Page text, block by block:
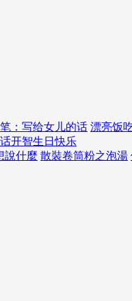
：写给女儿的话 漂亮饭
开智生日快乐
說什麼 散裝卷筒粉之泡湯